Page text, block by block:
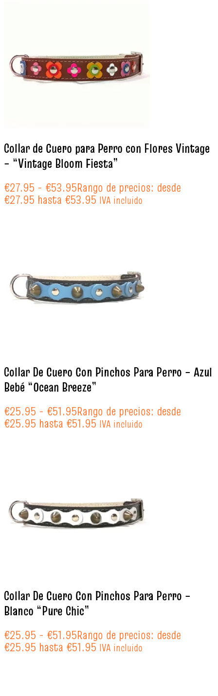
Collar de Cuero para Perro con Flores Vintage
– “Vintage Bloom Fiesta”
€27.95 - €53.95Rango de precios: desde
€27.95 hasta €53.95 IVA incluido
Collar De Cuero Con Pinchos Para Perro – Azul
Bebé “Ocean Breeze”
€25.95 - €51.95Rango de precios: desde
€25.95 hasta €51.95 IVA incluido
Collar De Cuero Con Pinchos Para Perro –
Blanco “Pure Chic”
€25.95 - €51.95Rango de precios: desde
€25.95 hasta €51.95 IVA incluido